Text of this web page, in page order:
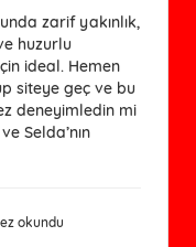
zarif yakınlık,
huzurlu
ideal. Hemen
siteye geç ve bu
deneyimledin mi
Selda’nın
okundu